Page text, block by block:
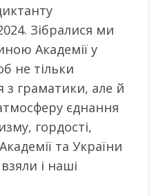
Зібралися ми
Академії у
не тільки
з граматики, але й
єднання
гордості,
та України
і наші